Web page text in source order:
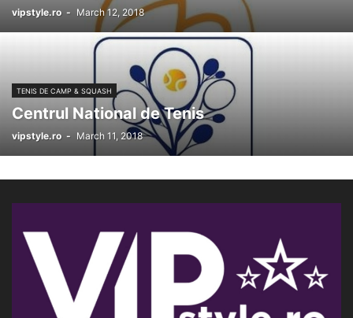
vipstyle.ro - March 12, 2018
TENIS DE CAMP & SQUASH
Centrul National de Tenis
vipstyle.ro - March 11, 2018